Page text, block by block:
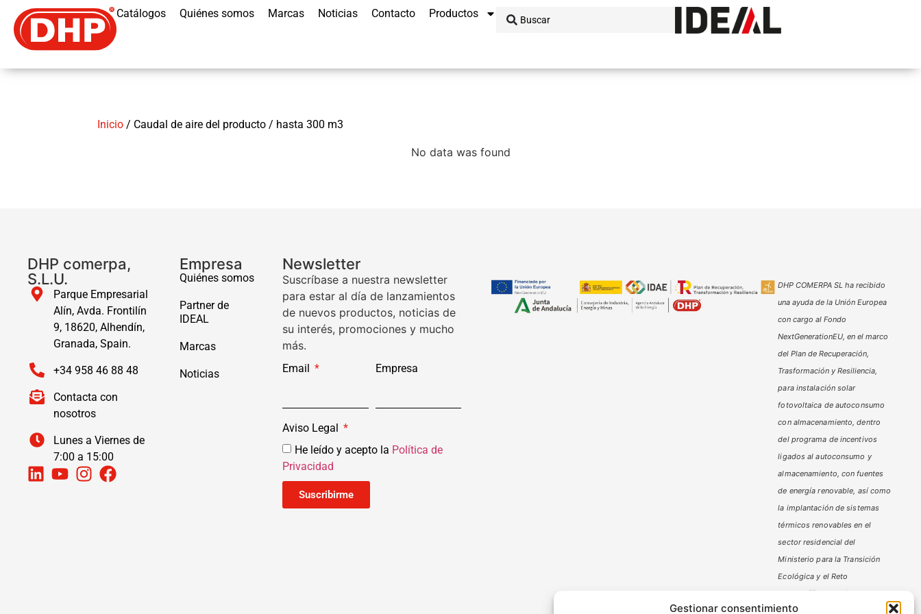
Gestionar consentimiento
Catálogos Quiénes somos Marcas Noticias Contacto Productos
Inicio / Caudal de aire del producto / hasta 300 m3
No data was found
DHP comerpa,
S.L.U.
Parque Empresarial
Alín, Avda. Frontilín
9, 18620, Alhendín,
Granada, Spain.
+34 958 46 88 48
Contacta con
nosotros
Lunes a Viernes de
7:00 a 15:00
Empresa
Quiénes somos
Partner de
IDEAL
Marcas
Noticias
Newsletter
Suscríbase a nuestra newsletter
para estar al día de lanzamientos
de nuevos productos, noticias de
su interés, promociones y mucho
más.
Email Empresa
Aviso Legal
He leído y acepto la Política de
Privacidad
Suscribirme
DHP COMERPA SL ha recibido
una ayuda de la Unión Europea
con cargo al Fondo
NextGenerationEU, en el marco
del Plan de Recuperación,
Trasformación y Resiliencia,
para instalación solar
fotovoltaica de autoconsumo
con almacenamiento, dentro
del programa de incentivos
ligados al autoconsumo y
almacenamiento, con fuentes
de energía renovable, así como
la implantación de sistemas
térmicos renovables en el
sector residencial del
Ministerio para la Transición
Ecológica y el Reto
Demográfico,
gestionado por
la Junta de Andalucía, a través